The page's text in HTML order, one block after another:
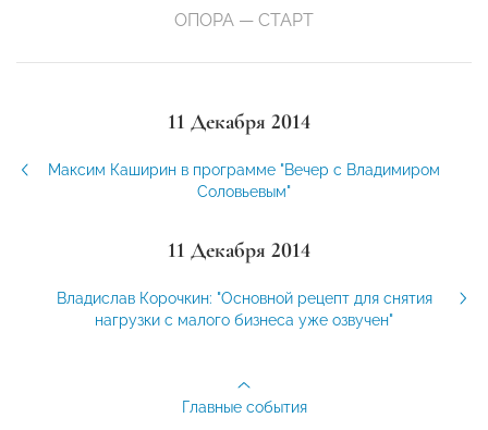
ОПОРА — СТАРТ
11 Декабря 2014
Максим Каширин в программе "Вечер с Владимиром
Соловьевым"
11 Декабря 2014
Владислав Корочкин: "Основной рецепт для снятия
нагрузки с малого бизнеса уже озвучен"
Главные события